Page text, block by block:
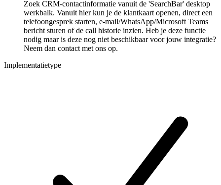
Zoek CRM-contactinformatie vanuit de 'SearchBar' desktop
werkbalk. Vanuit hier kun je de klantkaart openen, direct een
telefoongesprek starten, e-mail/WhatsApp/Microsoft Teams
bericht sturen of de call historie inzien. Heb je deze functie
nodig maar is deze nog niet beschikbaar voor jouw integratie?
Neem dan contact met ons op.
Implementatietype